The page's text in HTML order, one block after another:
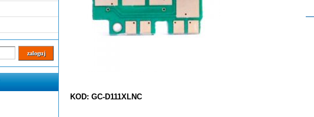
KOD: GC-D111XLNC